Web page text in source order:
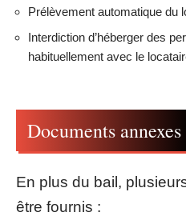
Prélèvement automatique du
Interdiction d’héberger des
habituellement avec le
Documents annexes
En plus du bail,
être fournis :